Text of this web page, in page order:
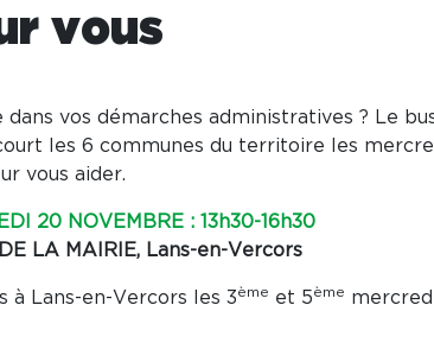
vous
dans vos démarches administratives ? Le
les 6 communes du territoire les
vous aider.
20 NOVEMBRE : 13h30-16h30
LA MAIRIE, Lans-en-Vercors
à Lans-en-Vercors les 3ème et 5ème